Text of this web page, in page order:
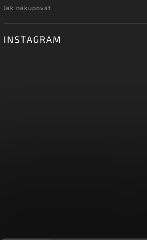
Jak nakupovat
INSTAGRAM